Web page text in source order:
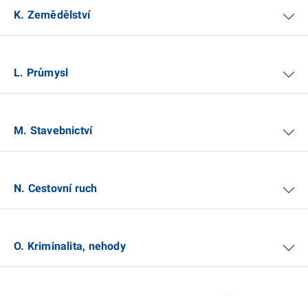
K. Zemědělství
L. Průmysl
M. Stavebnictví
N. Cestovní ruch
O. Kriminalita, nehody